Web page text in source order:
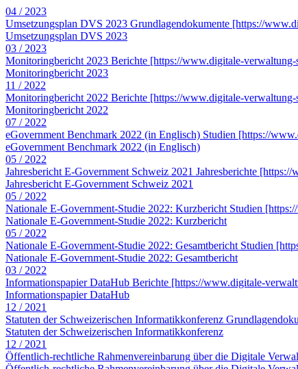
04 / 2023
Umsetzungsplan DVS 2023 Grundlagendokumente [https://
Umsetzungsplan DVS 2023
03 / 2023
Monitoringbericht 2023 Berichte [https://www.digitale-
Monitoringbericht 2023
11 / 2022
Monitoringbericht 2022 Berichte [https://www.digitale-
Monitoringbericht 2022
07 / 2022
eGovernment Benchmark 2022 (in Englisch) Studien [https://
eGovernment Benchmark 2022 (in Englisch)
05 / 2022
Jahresbericht E-Government Schweiz 2021 Jahresberichte [https://
Jahresbericht E-Government Schweiz 2021
05 / 2022
Nationale E-Government-Studie 2022: Kurzbericht Studien
Nationale E-Government-Studie 2022: Kurzbericht
05 / 2022
Nationale E-Government-Studie 2022: Gesamtbericht Studien
Nationale E-Government-Studie 2022: Gesamtbericht
03 / 2022
Informationspapier DataHub Berichte [https://www.digitale-
Informationspapier DataHub
12 / 2021
Statuten der Schweizerischen Informatikkonferenz
Statuten der Schweizerischen Informatikkonferenz
12 / 2021
Öffentlich-rechtliche Rahmenvereinbarung über die Digitale